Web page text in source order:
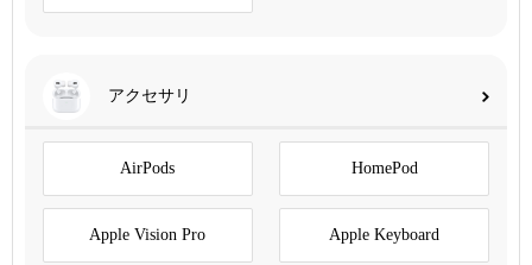
アクセサリ
AirPods HomePod
Apple Vision Pro Apple Keyboard